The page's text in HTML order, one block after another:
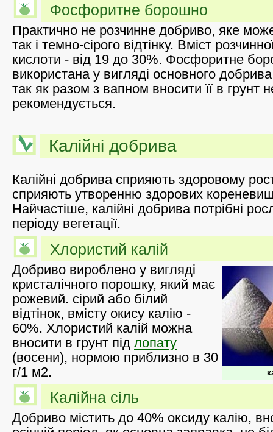
Фосфоритне борошно
Практично не розчинне добриво, яке
так і темно-сірого відтінку. Вміст
кислоти - від 19 до 30%. Фосфоритне
використана у вигляді основного
так як разом з вапном вносити її в грунт
рекомендується.
Калійні добрива
Калійні добрива сприяють здоровому
сприяють утворенню здорових
Найчастіше, калійні добрива потрібні
періоду вегетації.
Хлористий калій
Добриво вироблено у вигляді
кристалічного порошку, який має
рожевий. сірий або білий
відтінок, вмісту окису калію -
60%. Хлористий калій можна
вносити в грунт під лопату
(восени), нормою приблизно в 30
г/1 м2.
Калійна сіль
Добриво містить до 40% оксиду калію,